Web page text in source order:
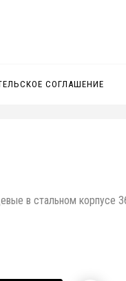
СОГЛАШЕНИЕ
в стальном корпусе